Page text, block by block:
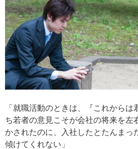
「就職活動のときは、『これからは
ち若者の意見こそが会社の将来を左
かされたのに、入社したとたんまっ
傾けてくれない」